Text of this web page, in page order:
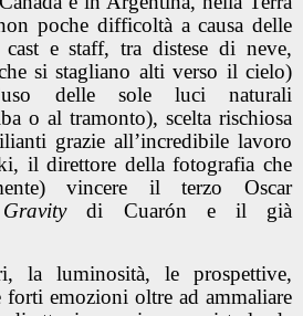
poche difficoltà a causa delle
e staff, tra distese di neve,
si stagliano alti verso il cielo)
delle sole luci naturali
o al tramonto), scelta rischiosa
grazie all’incredibile lavoro
il direttore della fotografia che
vincere il terzo Oscar
Gravitydi Cuarón e il già
la luminosità, le prospettive,
forti emozioni oltre ad ammaliare